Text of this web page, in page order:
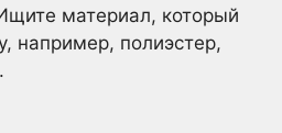
материал, который
например, полиэстер,